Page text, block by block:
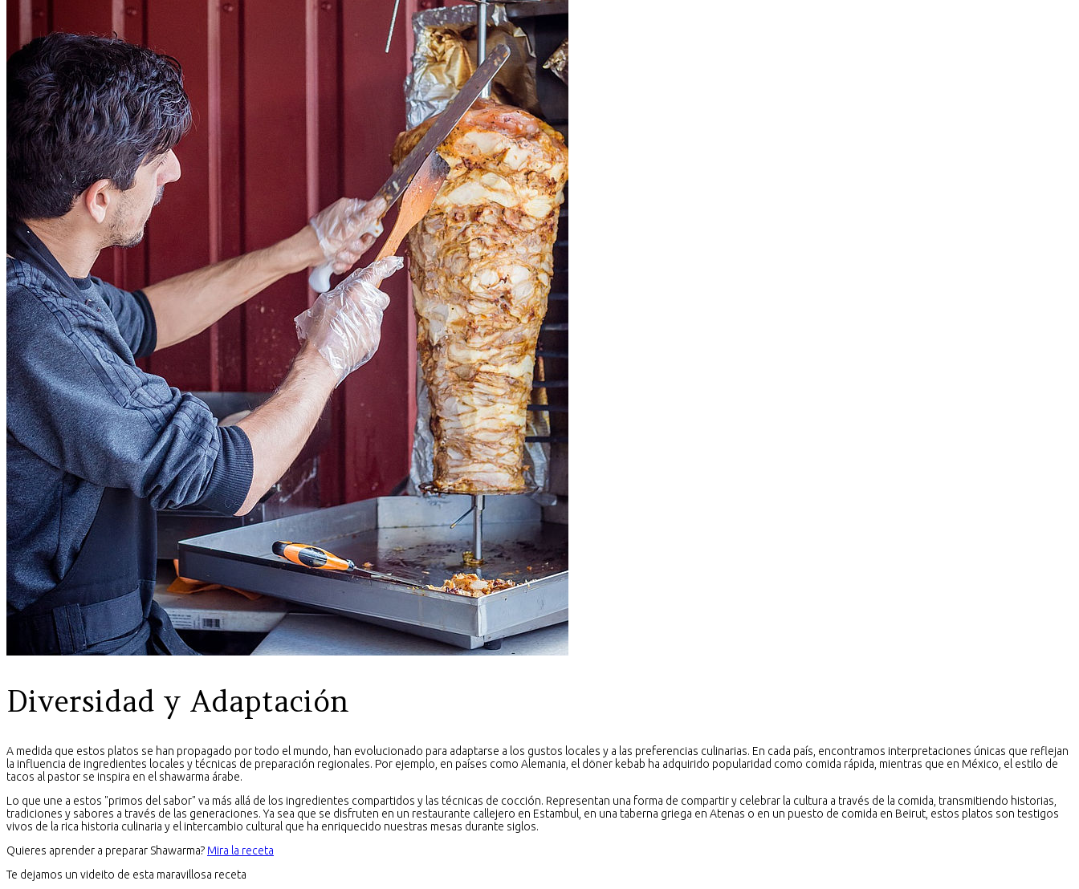
Diversidad y Adaptación
A medida que estos platos se han propagado por todo el mundo, han evolucionado para adaptarse a los gustos locales y a las preferencias culinarias. En cada país, encontramos interpretaciones únicas que reflejan
la influencia de ingredientes locales y técnicas de preparación regionales. Por ejemplo, en países como Alemania, el döner kebab ha adquirido popularidad como comida rápida, mientras que en México, el estilo de
tacos al pastor se inspira en el shawarma árabe.
Lo que une a estos "primos del sabor" va más allá de los ingredientes compartidos y las técnicas de cocción. Representan una forma de compartir y celebrar la cultura a través de la comida, transmitiendo historias,
tradiciones y sabores a través de las generaciones. Ya sea que se disfruten en un restaurante callejero en Estambul, en una taberna griega en Atenas o en un puesto de comida en Beirut, estos platos son testigos
vivos de la rica historia culinaria y el intercambio cultural que ha enriquecido nuestras mesas durante siglos.
Quieres aprender a preparar Shawarma? Mira la receta
Te dejamos un videito de esta maravillosa receta